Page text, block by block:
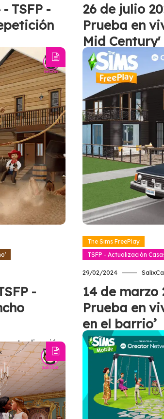
TSFP -
‘FreePlay
de los
las 100
esta
tres
de
Famosa’,
de
26 de julio
Prueba en
Mid Century'
Pulsa en las
Tagged
Read more
-
actualización
lunes 15 de
UTC.
,
The Sims FreePlay
TSFP - Actualización
29/02/2024
14 de marzo
Prueba en
en el barrio’
¡Tu casa de
Ciudad Sim está
realidad! ¡Juega
‘Serenidad en el
artículos